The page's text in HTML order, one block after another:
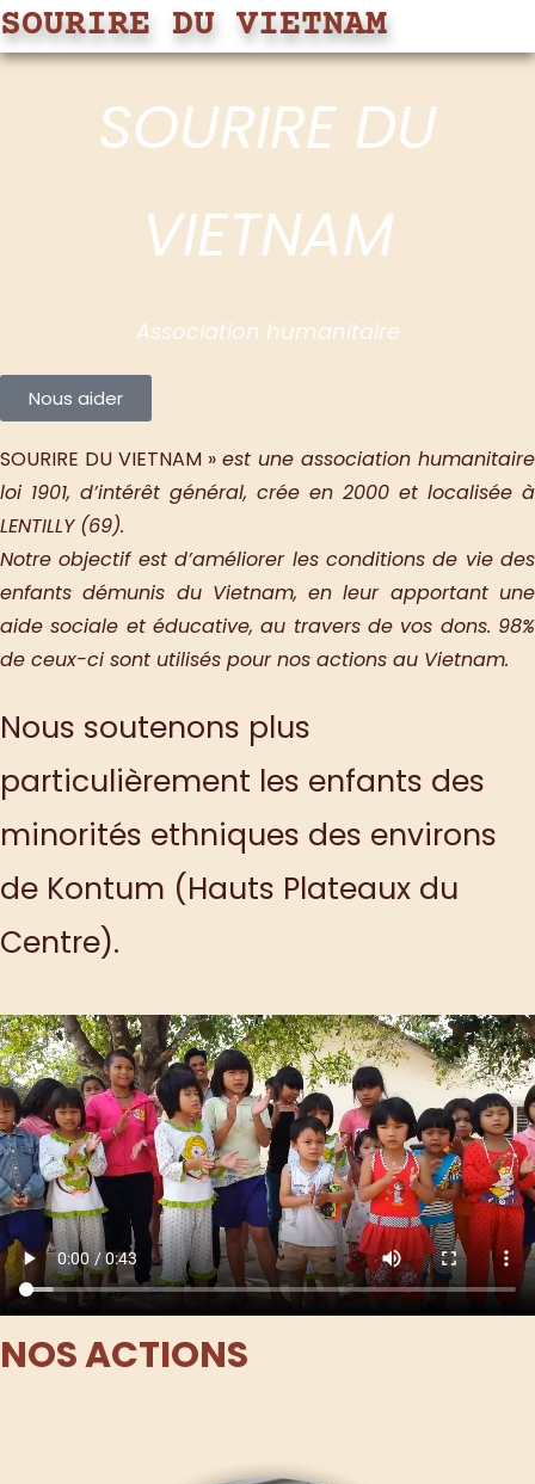
SOURIRE DU VIETNAM
SOURIRE DU
VIETNAM
Association humanitaire
Nous aider
SOURIRE DU VIETNAM » est une association humanitaire
loi 1901, d’intérêt général, crée en 2000 et localisée à
LENTILLY (69).
Notre objectif est d’améliorer les conditions de vie des
enfants démunis du Vietnam, en leur apportant une
aide sociale et éducative, au travers de vos dons. 98%
de ceux-ci sont utilisés pour nos actions au Vietnam.
Nous soutenons plus
particulièrement les enfants des
minorités ethniques des environs
de Kontum (Hauts Plateaux du
Centre).
NOS ACTIONS